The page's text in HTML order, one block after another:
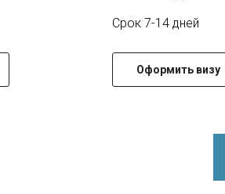
Срок 7-14 дней
Оформить визу